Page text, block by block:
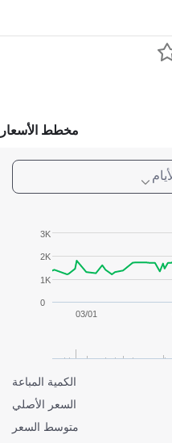
مخطط الأسعار
03/01
0
1K
2K
3K
الكمية المباعة
السعر الأصلي
متوسط السعر